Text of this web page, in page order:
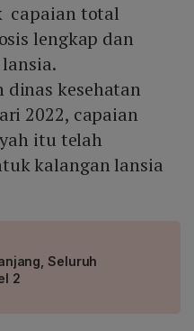
capaian total
lengkap dan
dinas kesehatan
2022, capaian
itu telah
kalangan lansia
Seluruh
2